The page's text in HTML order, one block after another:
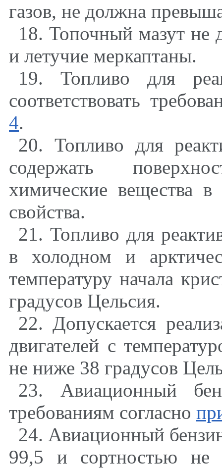
газов, не должна
18. Топочный мазут не
и летучие меркаптаны.
19. Топливо для
соответствовать
4.
20. Топливо для
содержать
химические вещества
свойства.
21. Топливо для
в холодном и
температуру начала
градусов Цельсия.
22. Допускается
двигателей с
не ниже 38 градусов
23. Авиационный
требованиям согласно
24. Авиационный
99,5 и сортностью не